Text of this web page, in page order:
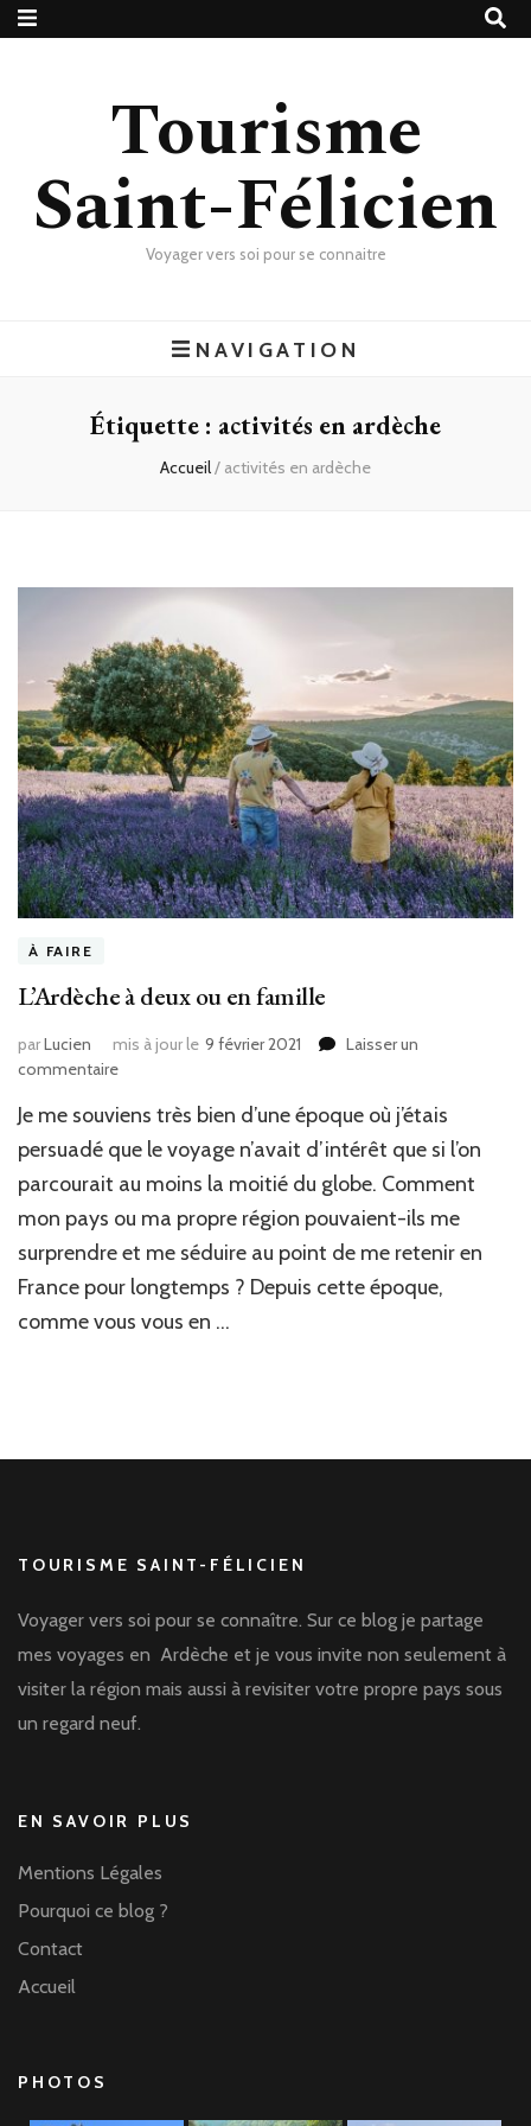
Tourisme
Saint-Félicien
Voyager vers soi pour se connaitre
NAVIGATION
Étiquette : activités en ardèche
Accueil/ activités en ardèche
À FAIRE
L’Ardèche à deux ou en famille
parLucien mis à jour le 9 février 2021
Laisser un
commentaire
à
deux
ou
en
famille
Je me souviens très bien d’une époque où j’étais
persuadé que le voyage n’avait d’intérêt que si l’on
parcourait au moins la moitié du globe. Comment
mon pays ou ma propre région pouvaient-ils me
surprendre et me séduire au point de me retenir en
France pour longtemps ? Depuis cette époque,
comme vous vous en …
TOURISME SAINT-FÉLICIEN
Voyager vers soi pour se connaître. Sur ce blog je partage
mes voyages en Ardèche et je vous invite non seulement à
visiter la région mais aussi à revisiter votre propre pays sous
un regard neuf.
EN SAVOIR PLUS
Mentions Légales
Pourquoi ce blog ?
Contact
Accueil
PHOTOS